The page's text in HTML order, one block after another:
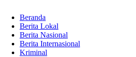
Beranda
Berita Lokal
Berita Nasional
Berita Internasional
Kriminal